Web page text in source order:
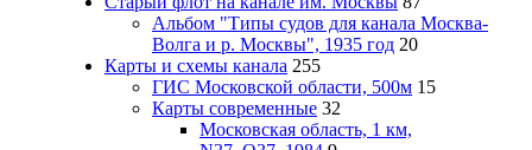
Альбом "Типы судов для канала Москва-
Волга и р. Москвы", 1935 год 20
Карты и схемы канала 255
ГИС Московcкой области, 500м 15
Карты современные 32
Московская область, 1 км,